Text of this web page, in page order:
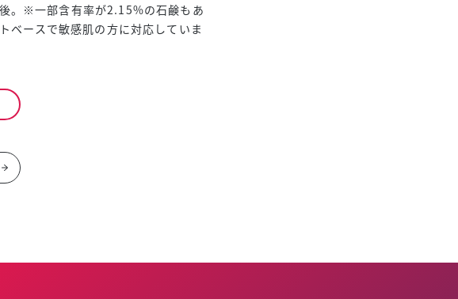
。※一部含有率が2.15%の石鹸もあ
ベースで敏感肌の方に対応していま